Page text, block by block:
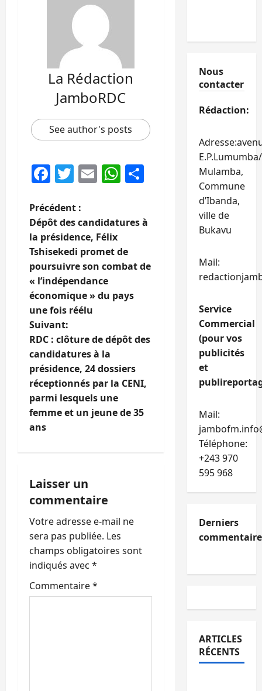
La Rédaction
JamboRDC
See author's posts
Facebook
Twitter
EmailWhatsApp
Partager
N
a
v
i
g
a
t
i
o
n
’
a
r
t
i
Précédent :
Dépôt des candidatures à
la présidence, Félix
Tshisekedi promet de
poursuivre son combat de
« l’indépendance
économique » du pays
une fois réélu
Suivant:
RDC : clôture de dépôt des
candidatures à la
présidence, 24 dossiers
réceptionnés par la CENI,
parmi lesquels une
femme et un jeune de 35
ans
Laisser un
commentaire
Votre adresse e-mail ne
sera pas publiée. Les
champs obligatoires sont
indiqués avec *
Commentaire*
Nous
contacter
Rédaction:
Mulamba,
Commune
d’Ibanda,
ville de
Bukavu
Mail:
Service
Commercial
(pour vos
publicités
et
Mail:
Téléphone:
+243 970
595 968
Derniers
ARTICLES
RÉCENTS